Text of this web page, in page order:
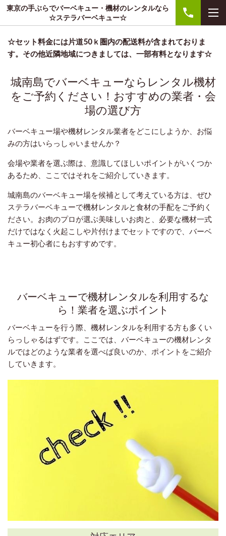
東京の手ぶらでバーベキュー・機材のレンタルなら
☆ステラバーベキュー☆
☆セット料金には片道50ｋ圏内の配送料が含まれておりま
す。その他近隣地域につきましては、一部有料となります☆
城南島でバーベキューならレンタル機材
をご予約ください！おすすめの業者・会
場の選び方
バーベキュー場や機材レンタル業者をどこにしようか、お悩
みの方はいらっしゃいませんか？
会場や業者を選ぶ際は、意識してほしいポイントがいくつか
あるため、ここではそれをご紹介していきます。
城南島のバーベキュー場を候補として考えている方は、ぜひ
ステラバーベキューで機材レンタルと食材の手配をご予約く
ださい。お肉のプロが選ぶ美味しいお肉と、必要な機材一式
だけではなく火起こしや片付けまでセットですので、バーベ
キュー初心者にもおすすめです。
バーベキューで機材レンタルを利用するな
ら！業者を選ぶポイント
バーベキューを行う際、機材レンタルを利用する方も多くい
らっしゃるはずです。ここでは、バーベキューの機材レンタ
ルではどのような業者を選べば良いのか、ポイントをご紹介
していきます。